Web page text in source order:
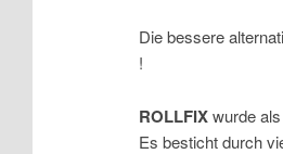
Die bessere
!
ROLLFIXwurde als
Es besticht durch